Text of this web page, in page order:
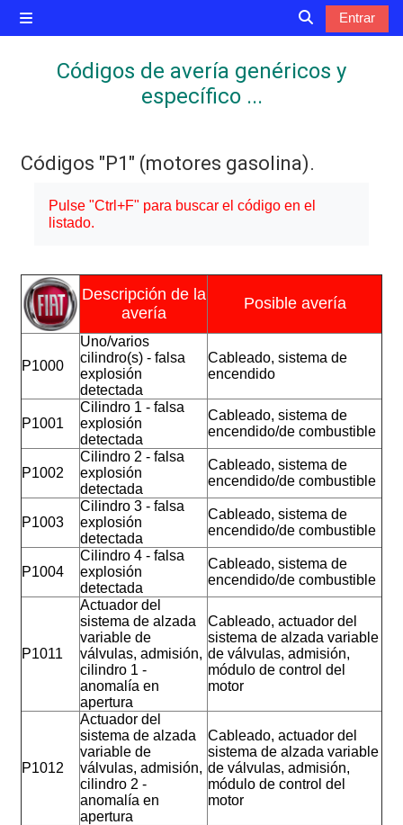
Entrar
Códigos de avería genéricos y
específico ...
Códigos "P1" (motores gasolina).
Pulse "Ctrl+F" para buscar el código en el
listado.
Descripción de la
avería
Posible avería
P1000
Uno/varios
cilindro(s) - falsa
explosión
detectada
Cableado, sistema de
encendido
P1001
Cilindro 1 - falsa
explosión
detectada
Cableado, sistema de
encendido/de combustible
P1002
Cilindro 2 - falsa
explosión
detectada
Cableado, sistema de
encendido/de combustible
P1003
Cilindro 3 - falsa
explosión
detectada
Cableado, sistema de
encendido/de combustible
P1004
Cilindro 4 - falsa
explosión
detectada
Cableado, sistema de
encendido/de combustible
P1011
Actuador del
sistema de alzada
variable de
válvulas, admisión,
cilindro 1 -
anomalía en
apertura
Cableado, actuador del
sistema de alzada variable
de válvulas, admisión,
módulo de control del
motor
P1012
Actuador del
sistema de alzada
variable de
válvulas, admisión,
cilindro 2 -
anomalía en
apertura
Cableado, actuador del
sistema de alzada variable
de válvulas, admisión,
módulo de control del
motor